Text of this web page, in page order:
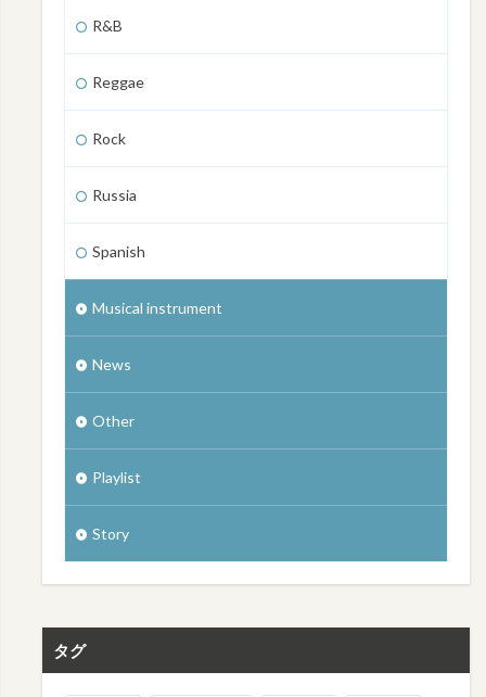
R&B
Reggae
Rock
Russia
Spanish
Musical instrument
News
Other
Playlist
Story
タグ